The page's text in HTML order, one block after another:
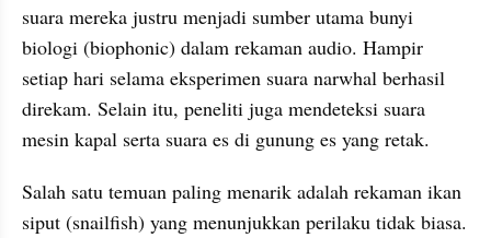
suara mereka justru menjadi sumber utama bunyi
biologi (biophonic) dalam rekaman audio. Hampir
setiap hari selama eksperimen suara narwhal berhasil
direkam. Selain itu, peneliti juga mendeteksi suara
mesin kapal serta suara es di gunung es yang retak.
Salah satu temuan paling menarik adalah rekaman ikan
siput (snailfish) yang menunjukkan perilaku tidak biasa.